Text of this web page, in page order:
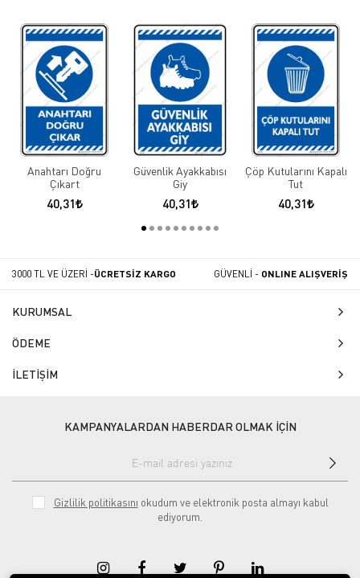
Anahtarı Doğru
Çıkart
40,31
Güvenlik Ayakkabısı
Giy
40,31
Çöp Kutularını Kapalı
Tut
40,31
3000 TL VE ÜZERİ -ÜCRETSİZ KARGO GÜVENLİ - ONLINE ALIŞVERİŞ
KURUMSAL
ÖDEME
İLETİŞİM
KAMPANYALARDAN HABERDAR OLMAK İÇİN
Gizlilik politikasını okudum ve elektronik posta almayı kabul
ediyorum.